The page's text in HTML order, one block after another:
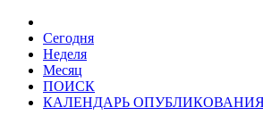
Сегодня
Неделя
Месяц
ПОИСК
КАЛЕНДАРЬ